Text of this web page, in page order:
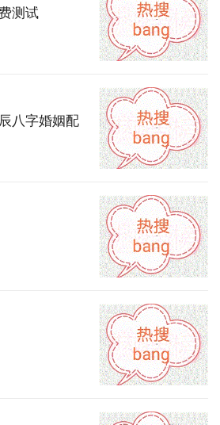
测试
八字婚姻配